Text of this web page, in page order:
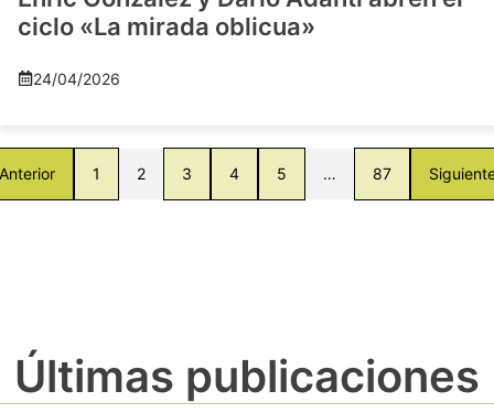
ciclo «La mirada oblicua»
24/04/2026
1 2 3 4 5 … 87
Últimas publicaciones